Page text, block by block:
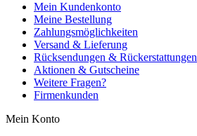
Mein Kundenkonto
Meine Bestellung
Zahlungsmöglichkeiten
Versand & Lieferung
Rücksendungen & Rückerstattungen
Aktionen & Gutscheine
Weitere Fragen?
Firmenkunden
Mein Konto